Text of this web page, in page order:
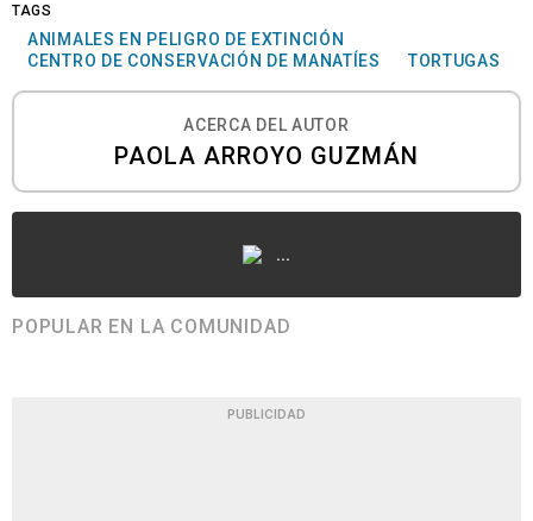
TAGS
ANIMALES EN PELIGRO DE EXTINCIÓN
CENTRO DE CONSERVACIÓN DE MANATÍES
TORTUGAS
ACERCA DEL AUTOR
PAOLA ARROYO GUZMÁN
...
POPULAR EN LA COMUNIDAD
PUBLICIDAD